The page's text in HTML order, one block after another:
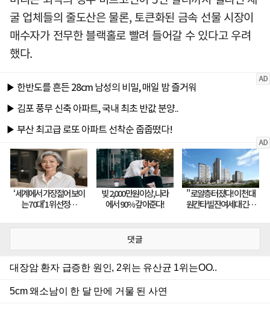
굴 업체들의 줄도산은 물론, 토큰화된 금속 선물 시장이
매수자가 전무한 블랙홀로 빨려 들어갈 수 있다고 우려
했다.
댓글